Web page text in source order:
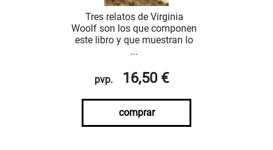
Tres relatos de Virginia
Woolf son los que componen
este libro y que muestran lo
...
pvp. 16,50 €
comprar